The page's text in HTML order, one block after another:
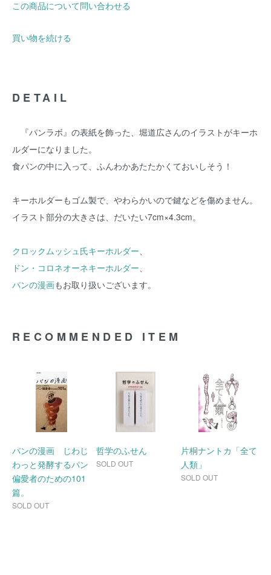
この商品について問い合わせる
買い物を続ける
DETAIL
『パンラボ』の表紙を飾った、堀道広さんのイラストがキーホ
ルダーになりました。
食パンの中に入って、ふんわかあたたかくておいしそう！
キーホルダーもゴム製で、やわらかいので鍵などを傷めません。
イラスト部分の大きさは、だいたい7cm×4.3cm。
クロックムッシュ氏キーホルダー、
ドン・コロネオーネキーホルダー、
パンの漫画もお取り扱いございます。
RECOMMENDED ITEM
パンの漫画 じわじ
わっと発酵するパン
偏愛者のための101
篇。
SOLD OUT
哲学のふせん
SOLD OUT
片桐ナントカ「全て
人類」
SOLD OUT